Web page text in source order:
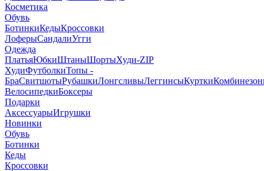
Косметика
Обувь
БотинкиКедыКроссовки
ЛоферыСандалиУгги
Одежда
ПлатьяЮбкиШтаныШортыХуди-ZIP
ХудиФутболкиТопы -
БраСвитшотыРубашкиЛонгсливыЛеггинсыКуртки
ВелосипедкиБоксеры
Подарки
АксессуарыИгрушки
Новинки
Обувь
Ботинки
Кеды
Кроссовки